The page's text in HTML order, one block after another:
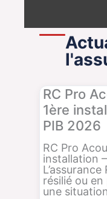
RC Pro
1ère
PIB 2026
RC Pro
installation
résilié ou
une